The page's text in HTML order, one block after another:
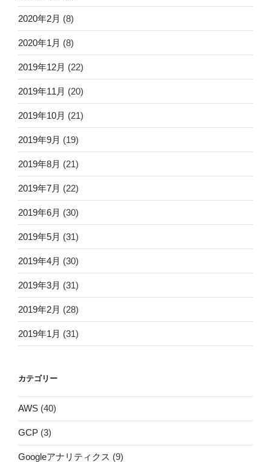
2020年2月 (8)
2020年1月 (8)
2019年12月 (22)
2019年11月 (20)
2019年10月 (21)
2019年9月 (19)
2019年8月 (21)
2019年7月 (22)
2019年6月 (30)
2019年5月 (31)
2019年4月 (30)
2019年3月 (31)
2019年2月 (28)
2019年1月 (31)
カテゴリー
AWS (40)
GCP (3)
Googleアナリティクス (9)